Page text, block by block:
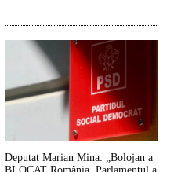
Deputat Marian Mina: „Bolojan a